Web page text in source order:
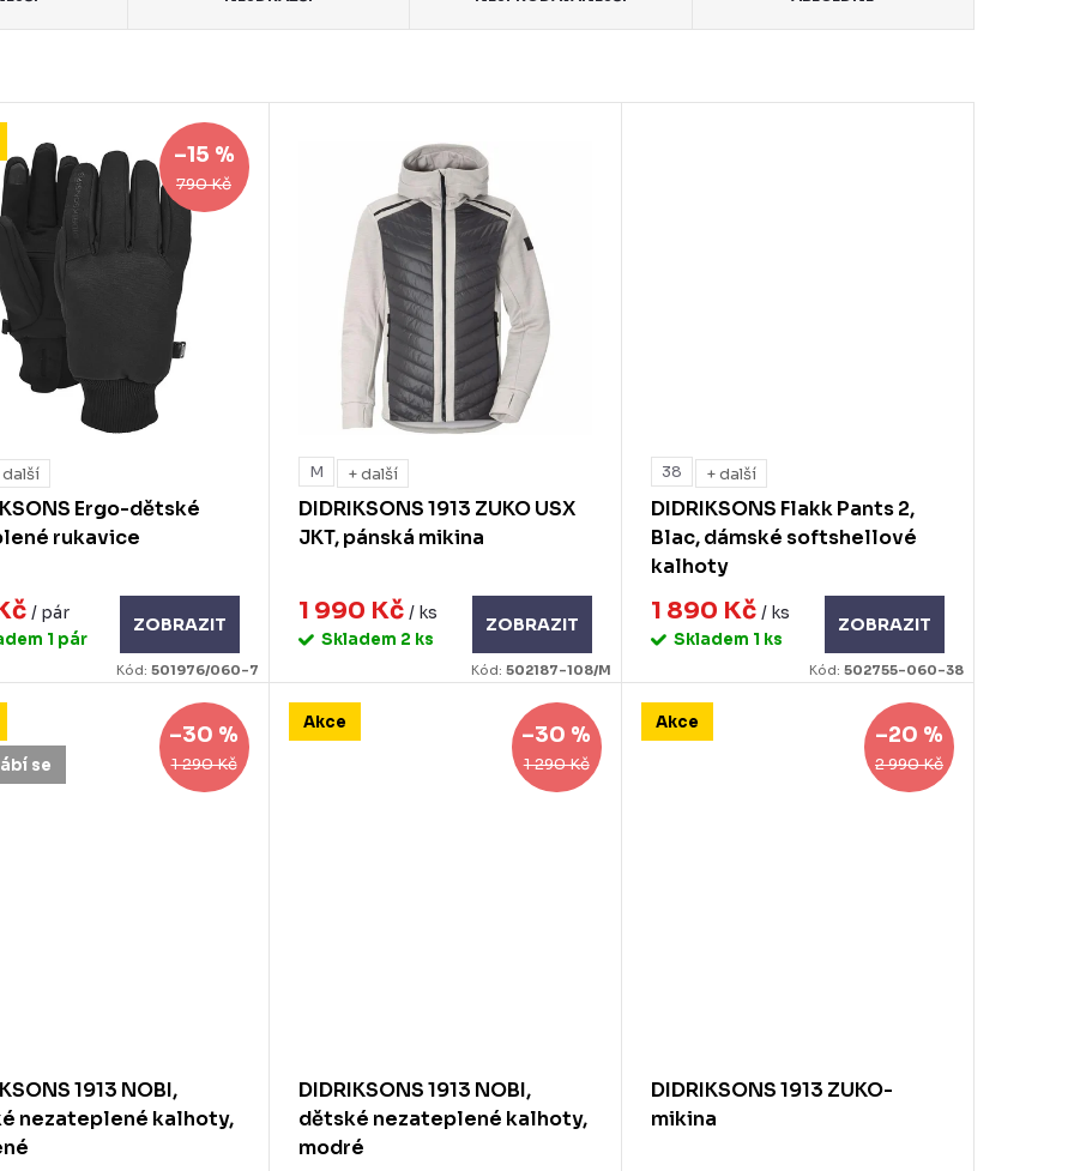
790 Kč
–15 %
další
Ergo-dětské
rukavice
/ pár
1 pár
ZOBRAZIT
Kód: 501976/060-7
M + další
DIDRIKSONS 1913 ZUKO USX
JKT, pánská mikina
1 990 Kč / ks
Skladem 2 ks
ZOBRAZIT
Kód: 502187-108/M
38 + další
DIDRIKSONS Flakk Pants 2,
Blac, dámské softshellové
kalhoty
1 890 Kč / ks
Skladem 1 ks
ZOBRAZIT
Kód: 502755-060-38
se 1 290 Kč
–30 %
1913 NOBI,
nezateplené kalhoty,
Akce
1 290 Kč
–30 %
DIDRIKSONS 1913 NOBI,
dětské nezateplené kalhoty,
modré
Akce
2 990 Kč
–20 %
DIDRIKSONS 1913 ZUKO-
mikina